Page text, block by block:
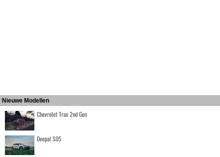
Nieuwe Modellen
Chevrolet Trax 2nd Gen
Deepal S05